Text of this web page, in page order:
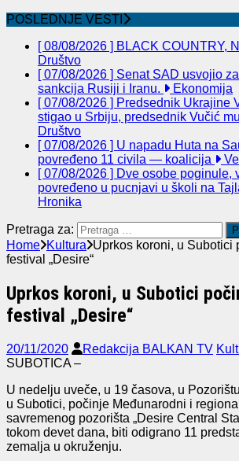
POSLEDNJE VESTI
[ 08/08/2026 ] BLACK COUNTRY,
Društvo
[ 07/08/2026 ] Senat SAD usvojio
sankcija Rusiji i Iranu.
Ekonomija
[ 07/08/2026 ] Predsednik Ukrajine
stigao u Srbiju, predsednik Vučić
Društvo
[ 07/08/2026 ] U napadu Huta na
povređeno 11 civila — koalicija
[ 07/08/2026 ] Dve osobe poginule,
povređeno u pucnjavi u školi na
Hronika
Pretraga za:
Home Kultura Uprkos koroni, u Subotici
festival „Desire“
Uprkos koroni, u Subotici
festival „Desire“
20/11/2020 Redakcija BALKAN TV
SUBOTICA –
U nedelju uveče, u 19 časova, u
u Subotici, počinje Međunarodni i
savremenog pozorišta „Desire Central
tokom devet dana, biti odigrano 11
zemalja u okruženju.